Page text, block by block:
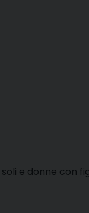
e donne con